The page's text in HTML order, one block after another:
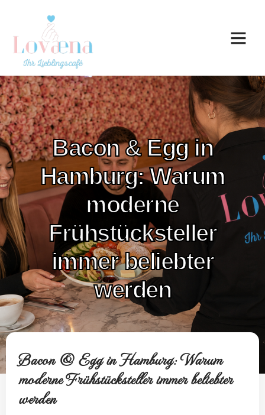
Bacon & Egg in
Hamburg: Warum
moderne
Frühstücksteller
immer beliebter
werden
Bacon & Egg in Hamburg: Warum
moderne Frühstücksteller immer beliebter
werden